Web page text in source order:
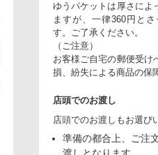
ゆうパケットは厚さによ
ますが、一律360円と
す。ご了承ください。
（ご注意）
お客様ご自宅の郵便受け
損、紛失による商品の保
店頭でのお渡し
店頭でのお渡しもお選び
準備の都合上、ご注